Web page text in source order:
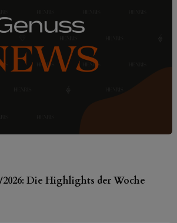
2026: Die Highlights der Woche